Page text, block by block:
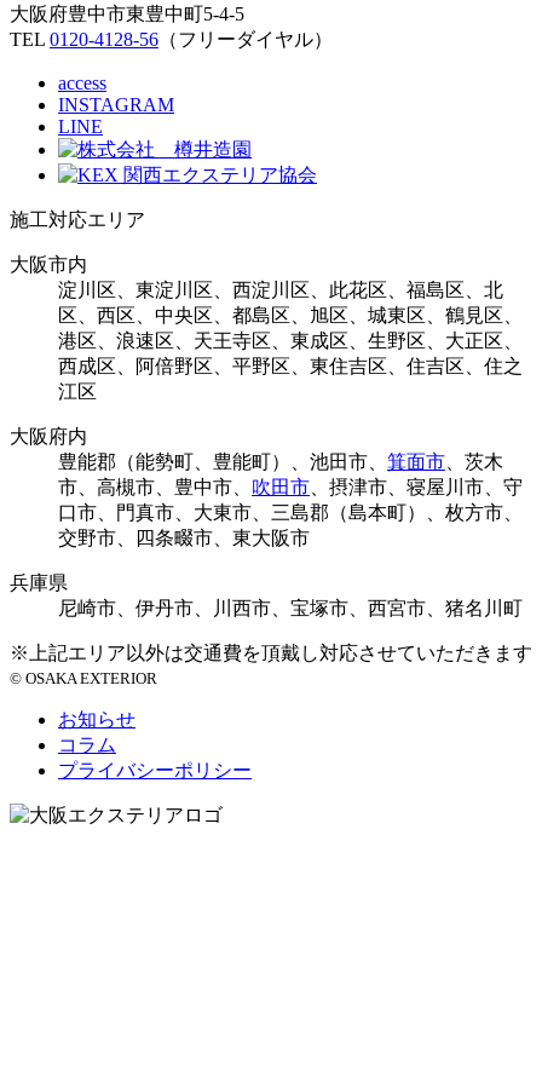
大阪府豊中市東豊中町5-4-5
TEL 0120-4128-56 （フリーダイヤル）
access
INSTAGRAM
LINE
施工対応エリア
大阪市内
淀川区、東淀川区、西淀川区、此花区、福島区、北
区、西区、中央区、都島区、旭区、城東区、鶴見区、
港区、浪速区、天王寺区、東成区、生野区、大正区、
西成区、阿倍野区、平野区、東住吉区、住吉区、住之
江区
大阪府内
豊能郡（能勢町、豊能町）、池田市、 箕面市 、茨木
市、高槻市、豊中市、 吹田市 、摂津市、寝屋川市、守
口市、門真市、大東市、三島郡（島本町）、枚方市、
交野市、四条畷市、東大阪市
兵庫県
尼崎市、伊丹市、川西市、宝塚市、西宮市、猪名川町
※上記エリア以外は交通費を頂戴し対応させていただきます
© OSAKA EXTERIOR
お知らせ
コラム
プライバシーポリシー